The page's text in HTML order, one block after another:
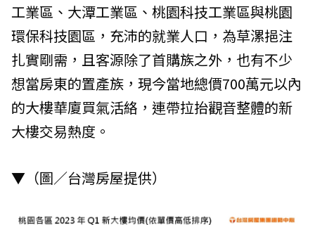
工業區、大潭工業區、桃園科技工業區與桃園
環保科技園區，充沛的就業人口，為草漯挹注
扎實剛需，且客源除了首購族之外，也有不少
想當房東的置產族，現今當地總價700萬元以內
的大樓華廈買氣活絡，連帶拉抬觀音整體的新
大樓交易熱度。
▼（圖／台灣房屋提供）